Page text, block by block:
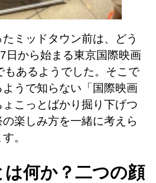
ミッドタウン前は、どう
日から始まる東京国際映画
あるようでした。そこで
うで知らない「国際映画
こっとばかり掘り下げつ
楽しみ方を一緒に考えら
。
は何か？二つの顔